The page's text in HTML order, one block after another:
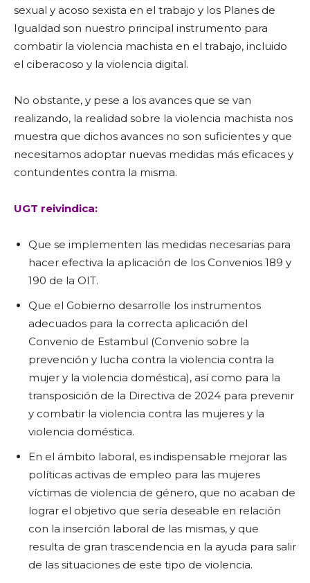
sexual y acoso sexista en el trabajo y los Planes de
Igualdad son nuestro principal instrumento para
combatir la violencia machista en el trabajo, incluido
el ciberacoso y la violencia digital.
No obstante, y pese a los avances que se van
realizando, la realidad sobre la violencia machista nos
muestra que dichos avances no son suficientes y que
necesitamos adoptar nuevas medidas más eficaces y
contundentes contra la misma.
UGT reivindica:
Que se implementen las medidas necesarias para
hacer efectiva la aplicación de los Convenios 189 y
190 de la OIT.
Que el Gobierno desarrolle los instrumentos
adecuados para la correcta aplicación del
Convenio de Estambul (Convenio sobre la
prevención y lucha contra la violencia contra la
mujer y la violencia doméstica), así como para la
transposición de la Directiva de 2024 para prevenir
y combatir la violencia contra las mujeres y la
violencia doméstica.
En el ámbito laboral, es indispensable mejorar las
políticas activas de empleo para las mujeres
víctimas de violencia de género, que no acaban de
lograr el objetivo que sería deseable en relación
con la inserción laboral de las mismas, y que
resulta de gran trascendencia en la ayuda para salir
de las situaciones de este tipo de violencia.